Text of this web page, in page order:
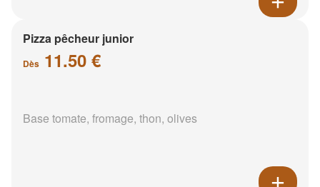
Pizza pêcheur junior
Dès 11.50 €
Base tomate, fromage, thon, olives